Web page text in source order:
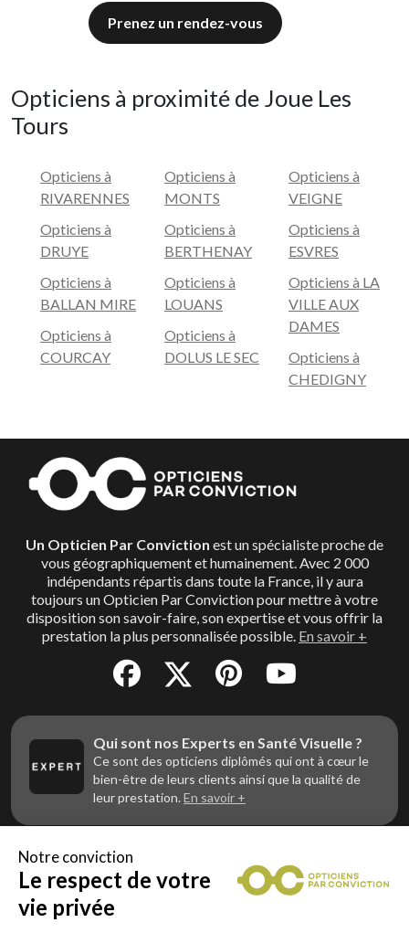
Prenez un rendez-vous
Opticiens à proximité de Joue Les
Tours
Opticiens à
RIVARENNES
Opticiens à
DRUYE
Opticiens à
BALLAN MIRE
Opticiens à
COURCAY
Opticiens à
MONTS
Opticiens à
BERTHENAY
Opticiens à
LOUANS
Opticiens à
DOLUS LE SEC
Opticiens à
VEIGNE
Opticiens à
ESVRES
Opticiens à LA
VILLE AUX
DAMES
Opticiens à
CHEDIGNY
Un Opticien Par Conviction est un spécialiste proche de
vous géographiquement et humainement. Avec 2 000
indépendants répartis dans toute la France, il y aura
toujours un Opticien Par Conviction pour mettre à votre
disposition son savoir-faire, son expertise et vous offrir la
prestation la plus personnalisée possible. En savoir +
Qui sont nos Experts en Santé Visuelle ?
Ce sont des opticiens diplômés qui ont à cœur le
bien-être de leurs clients ainsi que la qualité de
leur prestation. En savoir +
Vous êtes un professionnel de la vue et
vous souhaitez nous rejoindre ?
Contactez Alliance Optic, la centrale d’achats et
Notre conviction
Le respect de votre
vie privée